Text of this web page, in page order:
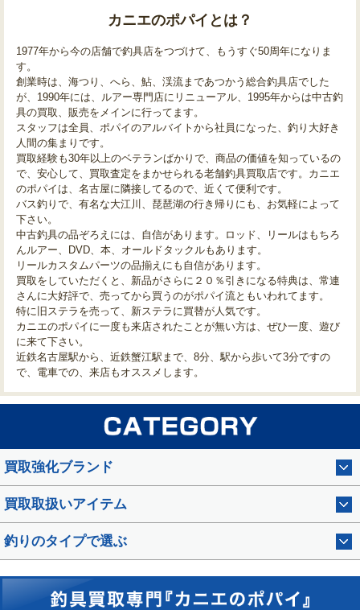
カニエのポパイとは？
1977年から今の店舗で釣具店をつづけて、もうすぐ50周年になりま
す。
創業時は、海つり、へら、鮎、渓流まであつかう総合釣具店でした
が、1990年には、ルアー専門店にリニューアル、1995年からは中古釣
具の買取、販売をメインに行ってます。
スタッフは全員、ポパイのアルバイトから社員になった、釣り大好き
人間の集まりです。
買取経験も30年以上のベテランばかりで、商品の価値を知っているの
で、安心して、買取査定をまかせられる老舗釣具買取店です。カニエ
のポパイは、名古屋に隣接してるので、近くて便利です。
バス釣りで、有名な大江川、琵琶湖の行き帰りにも、お気軽によって
下さい。
中古釣具の品ぞろえには、自信があります。ロッド、リールはもちろ
んルアー、DVD、本、オールドタックルもあります。
リールカスタムパーツの品揃えにも自信があります。
買取をしていただくと、新品がさらに２０％引きになる特典は、常連
さんに大好評で、売ってから買うのがポパイ流ともいわれてます。
特に旧ステラを売って、新ステラに買替が人気です。
カニエのポパイに一度も来店されたことが無い方は、ぜひ一度、遊び
に来て下さい。
近鉄名古屋駅から、近鉄蟹江駅まで、8分、駅から歩いて3分ですの
で、電車での、来店もオススメします。
買取強化ブランド
買取取扱いアイテム
釣りのタイプで選ぶ